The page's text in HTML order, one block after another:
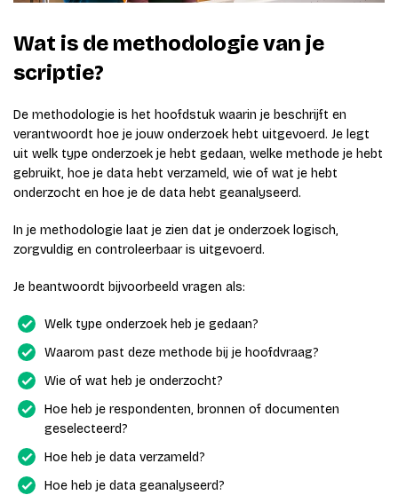
Wat is de methodologie van je
scriptie?
De methodologie is het hoofdstuk waarin je beschrijft en
verantwoordt hoe je jouw onderzoek hebt uitgevoerd. Je legt
uit welk type onderzoek je hebt gedaan, welke methode je hebt
gebruikt, hoe je data hebt verzameld, wie of wat je hebt
onderzocht en hoe je de data hebt geanalyseerd.
In je methodologie laat je zien dat je onderzoek logisch,
zorgvuldig en controleerbaar is uitgevoerd.
Je beantwoordt bijvoorbeeld vragen als:
Welk type onderzoek heb je gedaan?
Waarom past deze methode bij je hoofdvraag?
Wie of wat heb je onderzocht?
Hoe heb je respondenten, bronnen of documenten
geselecteerd?
Hoe heb je data verzameld?
Hoe heb je data geanalyseerd?